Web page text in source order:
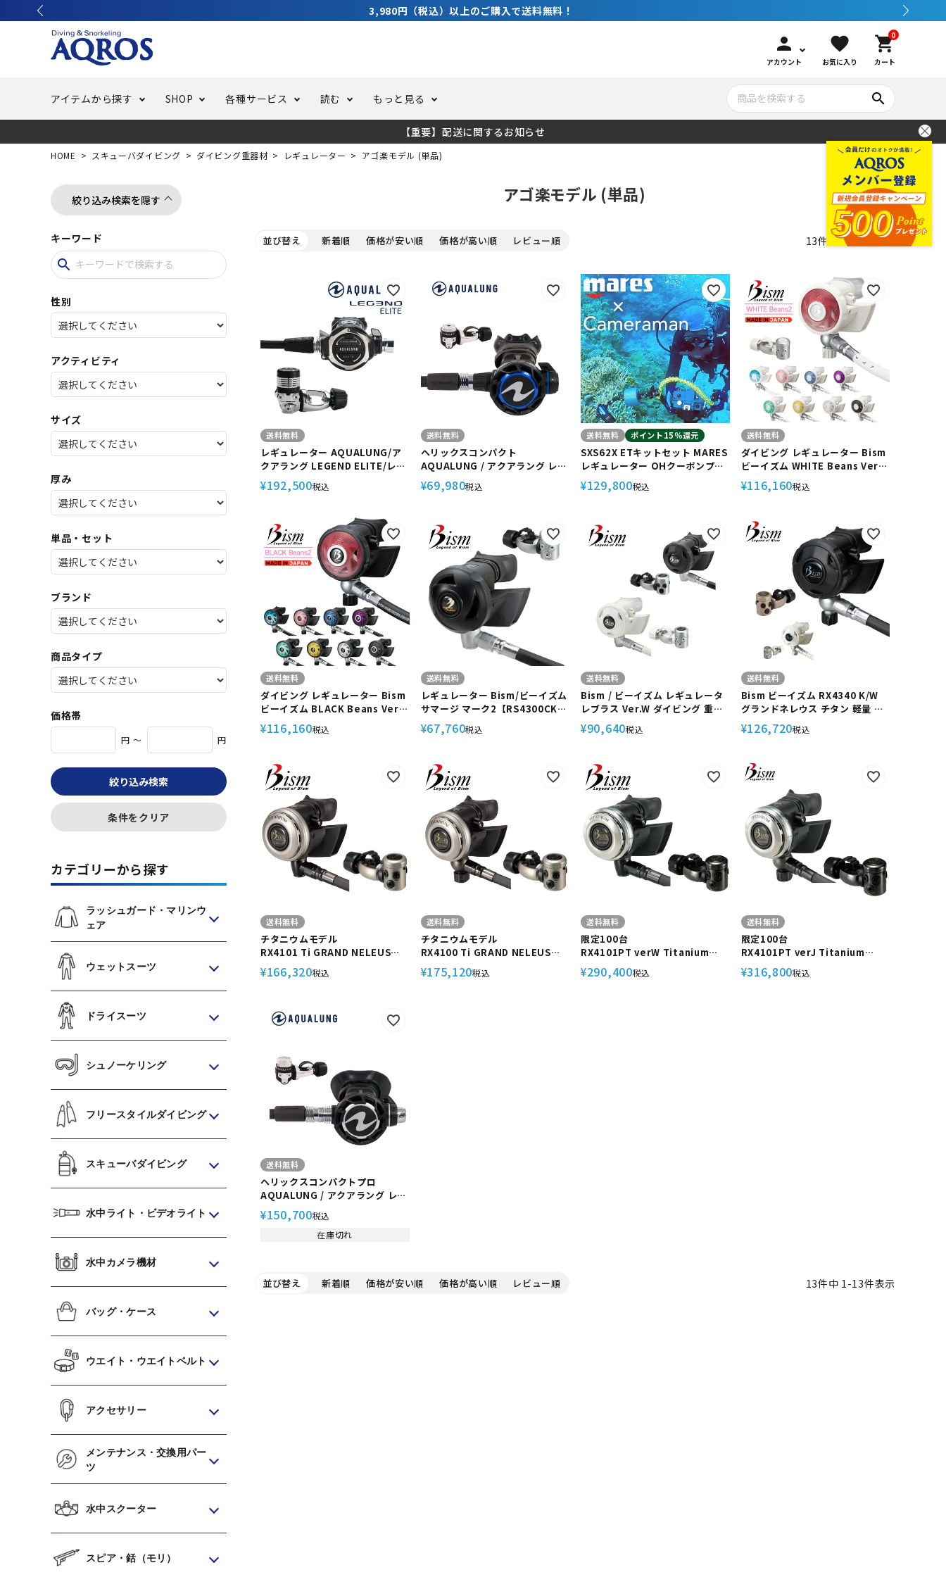
3,980円（税込）以上のご購入で送料無料！
person
アカウント
favorite
お気に入り
0
shopping_cart
カート
アイテムから探す
ラッシュガード・水着・マリンウェア ウエットスーツ
フリースタイルダイビング 水中ライト・ビデオライト
バッグ・ケース ウエイト・ウエイトベルト アクセサリー メンテナンサービス・交換用パーツ
スイミング サーフ アウトドア
SALE 店舗限定商品
SHOP
池袋店／IKEBUKURO
各種サービス
バッテリー交換 オーバーホール
読む
ニュース 特集
でしか 今コレ愛用してます！
もっと見る
ご利用ガイド はじめての方へ
LINE ID連携でお買い物が便利に 海の遊びをもっと知る
求人
search
【重要】配送に関するお知らせ
HOME スキューバダイビング ダイビング重器材 レギュレーター アゴ楽モデル (単品)
絞り込み検索を隠す
キーワード
search
性別
アクティビティ
サイズ
厚み
単品・セット
ブランド
商品タイプ
価格帯
円 ～ 円
絞り込み検索
条件をクリア
カテゴリーから探す
ラッシュガード・マリンウ
ェア
ウェットスーツ
ドライスーツ
シュノーケリング
フリースタイルダイビング
スキューバダイビング
水中ライト・ビデオライト
水中カメラ機材
バッグ・ケース
ウエイト・ウエイトベルト
アクセサリー
メンテナンス・交換用パー
ツ
水中スクーター
スピア・銛（モリ）
アゴ楽モデル (単品)
並び替え 新着順 価格が安い順 価格が高い順 レビュー順 13件中1- 13件表示
送料無料
レギュレーター AQUALUNG/ア
クアラング LEGEND ELITE/レジ
ェンド ELITE ダイビング スキュ
ーバ スキューバダイビング スク
¥192,500税込
送料無料
ヘリックスコンパクト
AQUALUNG / アクアラング レギ
ュレーター 重器材 スキューバダ
イビング
¥69,980税込
送料無料 ポイント15％還元
SXS62X ETキットセット MARES
レギュレーター OHクーポンプレ
ゼント アゴ楽 カメラマンREG
¥129,800税込
送料無料
ダイビング レギュレーター Bism
ビーイズム WHITE Beans Ver.2
ホワイト ビーンズ Ver.2
【RB4300CW】重器材 スキュー
バ スクーバダイビング アゴ楽 あ
ごらく
¥116,160税込
送料無料
ダイビング レギュレーター Bism
ビーイズム BLACK Beans Ver.2
ブラック ビーンズ Ver.2
【RB4300CK】重器材 スキュー
バ スクーバダイビング アゴ楽 あ
ごらく
¥116,160税込
送料無料
レギュレーター Bism/ビーイズム
サマージ マーク2【RS4300CK】
重器材 スキューバ スキューバダ
イビング スクーバ スクーバダイ
¥67,760税込
送料無料
Bism / ビーイズム レギュレータ
レブラス Ver.W ダイビング 重器
材 レギュレータ スキューバ スキ
ューバダイビング アゴ楽 あごら
¥90,640税込
送料無料
Bism ビーイズム RX4340 K/W
グランドネレウス チタン 軽量 ス
ウィングヘッド 流量調整機構 低
水温対応 日本製 ダイビング スキ
¥126,720税込
送料無料
チタニウムモデル
RX4101 Ti GRAND NELEUS
ver.W Bism/ビーイズム チタン製
レギュレーター 流量ノブなし
¥166,320税込
送料無料
チタニウムモデル
RX4100 Ti GRAND NELEUS
ver.J Bism/ビーイズム チタン
製レギュレーター 流量ノブあり
¥175,120税込
送料無料
限定100台
RX4101PT verW Titanium
Bism/ビーイズム チタン ダイビ
ング 重器材 スキューバダイビン
¥290,400税込
送料無料
限定100台
RX4101PT verJ Titanium
Bism/ビーイズム チタン ダイビ
ング 重器材 スキューバダイビン
¥316,800税込
送料無料
ヘリックスコンパクトプロ
AQUALUNG / アクアラング レギ
ュレーター 重器材 スキューバダ
イビング
¥150,700税込
在庫切れ
並び替え 新着順 価格が安い順 価格が高い順 レビュー順 13件中 1 -13件表示